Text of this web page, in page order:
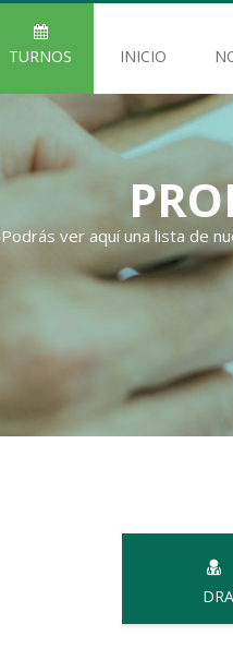
TURNOS INICIO
Podrás ver aquí una lista de